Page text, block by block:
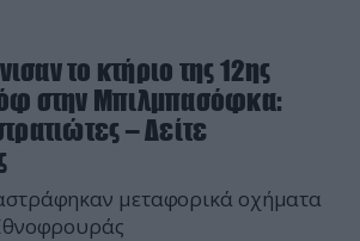
το κτήριο της 12ης
στην Μπιλμπασόφκα:
– Δείτε
μεταφορικά οχήματα